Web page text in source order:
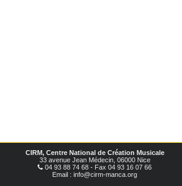
CIRM, Centre National de Création Musicale
33 avenue Jean Médecin, 06000 Nice
04 93 88 74 68 - Fax 04 93 16 07 66
Email : info@cirm-manca.org